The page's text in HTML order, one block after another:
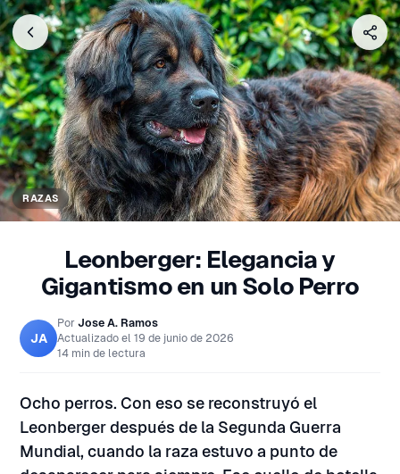
RAZAS
Leonberger: Elegancia y
Gigantismo en un Solo Perro
JA
Por Jose A. Ramos
Actualizado el 19 de junio de 2026
14 min de lectura
Ocho perros. Con eso se reconstruyó el
Leonberger después de la Segunda Guerra
Mundial, cuando la raza estuvo a punto de